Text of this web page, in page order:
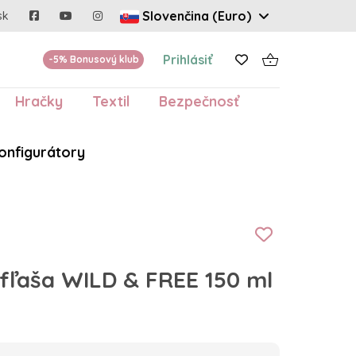
Slovenčina (Euro)
-5% Bonusový klub Prihlásiť
Hračky Textil Bezpečnosť
WILD & FREE 150 ml